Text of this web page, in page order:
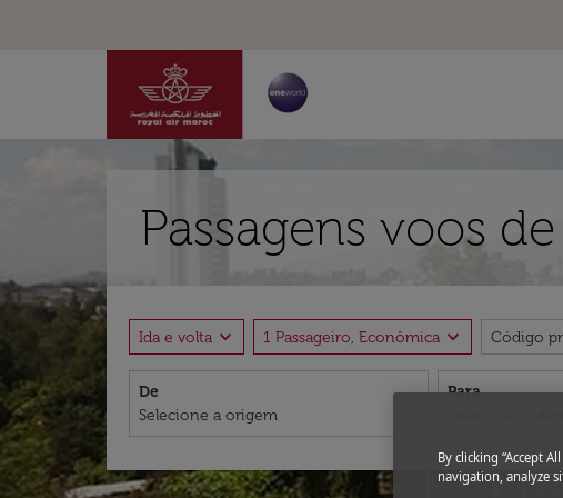
Passagens voos
Ida e volta expand_more 1 Passageiro, Econômica expand_more Código
De Para
By clicking “Accept
navigation, analyze